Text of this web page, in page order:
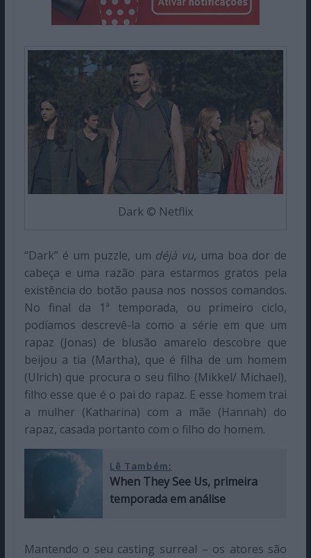
Dark © Netflix
“Dark” é um puzzle, um déjà vu, uma boa dor de
cabeça e uma razão para estarmos gratos pela
existência do botão pausa nos nossos comandos.
No final da 1ª temporada, ou primeiro ciclo,
podíamos descrevê-la como a série em que um
rapaz (Jonas) de blusão amarelo descobre que
beijou a tia (Martha), que é filha de um homem
(Ulrich) que procura o seu filho (Mikkel/ Michael),
filho esse que é o pai do rapaz. E esse homem trai
a mulher (Katharina) com a mãe (Hannah) do
rapaz, casada portanto com o filho do homem.
Lê Também:
When They See Us, primeira
temporada em análise
Mantendo o seu casting surreal – os atores são